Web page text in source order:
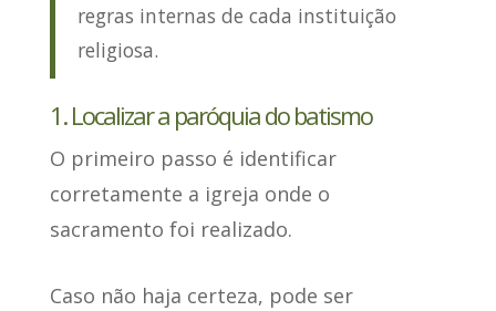
regras internas de cada instituição
religiosa.
1. Localizar a paróquia do batismo
O primeiro passo é identificar
corretamente a igreja onde o
sacramento foi realizado.
Caso não haja certeza, pode ser